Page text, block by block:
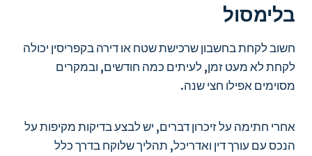
בלימסול
חשוב לקחת בחשבון שרכישת שטח או דירה בקפריסין יכולה
לקחת לא מעט זמן, לעיתים כמה חודשים, ובמקרים
מסוימים אפילו חצי שנה.
אחרי חתימה על זיכרון דברים, יש לבצע בדיקות מקיפות על
הנכס עם עורך דין ואדריכל, תהליך שלוקח בדרך כלל